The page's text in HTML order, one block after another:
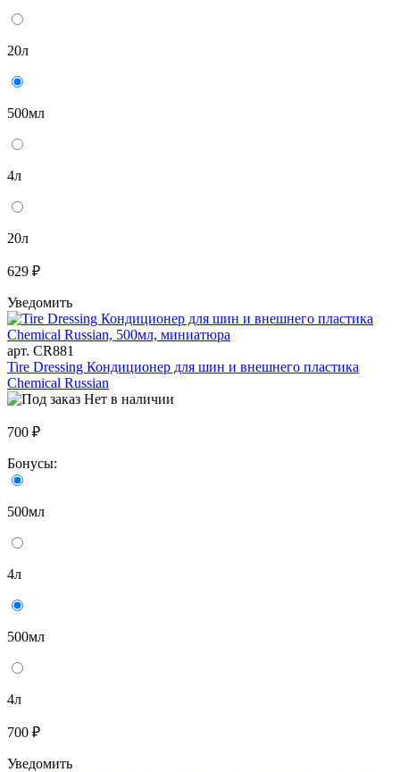
20л
500мл
4л
20л
629 ₽
Уведомить
арт. CR881
Tire Dressing Кондиционер для шин и внешнего пластика
Chemical Russian
Нет в наличии
700 ₽
Бонусы:
500мл
4л
500мл
4л
700 ₽
Уведомить